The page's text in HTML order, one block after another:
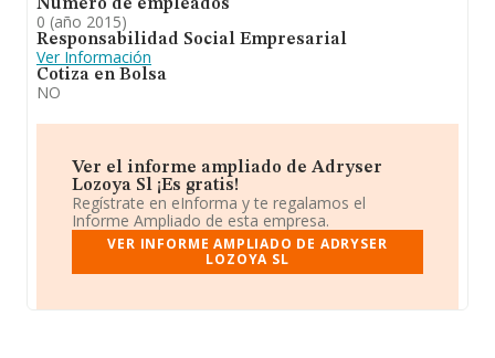
Número de empleados
0 (año 2015)
Responsabilidad Social Empresarial
Ver Información
Cotiza en Bolsa
NO
Ver el informe ampliado de Adryser
Lozoya Sl ¡Es gratis!
Regístrate en eInforma y te regalamos el
Informe Ampliado de esta empresa.
VER INFORME AMPLIADO DE ADRYSER
LOZOYA SL